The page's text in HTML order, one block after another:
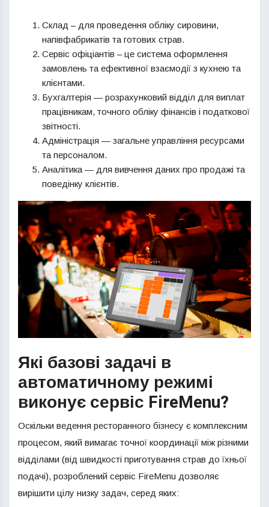
Склад – для проведення обліку сировини,
напівфабрикатів та готових страв.
Сервіс офіціантів – це система оформлення
замовлень та ефективної взаємодії з кухнею та
клієнтами.
Бухгалтерія — розрахунковий відділ для виплат
працівникам, точного обліку фінансів і податкової
звітності.
Адміністрація — загальне управління ресурсами
та персоналом.
Аналітика — для вивчення даних про продажі та
поведінку клієнтів.
Які базові задачі в
автоматичному режимі
виконує сервіс FireMenu?
Оскільки ведення ресторанного бізнесу є комплексним
процесом, який вимагає точної координації між різними
відділами (від швидкості приготування страв до їхньої
подачі), розроблений сервіс FireMenu дозволяє
вирішити цілу низку задач, серед яких: